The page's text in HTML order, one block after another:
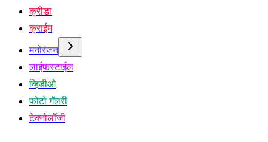
क्रीडा
क्राईम
मनोरंजन
लाईफस्टाईल
व्हिडीओ
फोटो गॅलरी
टेक्नोलॉजी